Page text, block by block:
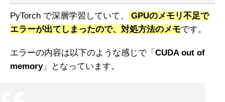
PyTorch で深層学習していて、
GPUのメモリ不足で
エラーが出てしまったので、対処方法のメモです。
エラーの内容は以下のような感じで「 CUDA out of
memory」となっています。